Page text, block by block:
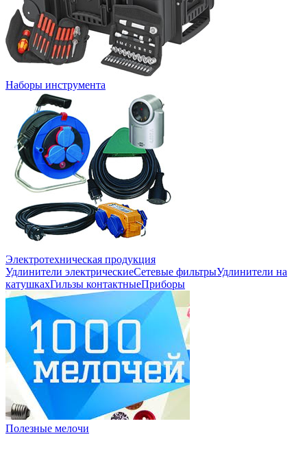
Наборы инструмента
Электротехническая продукция
Удлинители электрическиеСетевые фильтрыУдлинители на
катушкахГильзы контактныеПриборы
Полезные мелочи